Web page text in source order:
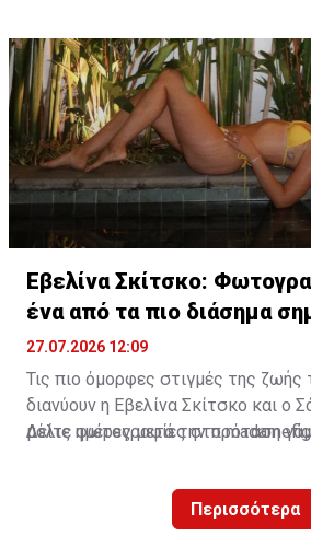
κοινωνικής δικτύωσης τοποθετούν
στην ευρύτερη περιοχή του
Εβελίνα Σκίτσκο:
ένα από τα πιο διάσημα
πλανήτη
27.07.2026 12:09
Τις πιο όμορφες στιγμές της ζωής
διανύουν η Εβελίνα Σκίτσκο και ο
μόλις ημέρες μετά την πρόταση
έναν από τους πιο δημοφιλείς
κόσμο για να ζήσει μοναδικές
Δείτε φωτογραφίες στο
Περισσότερα